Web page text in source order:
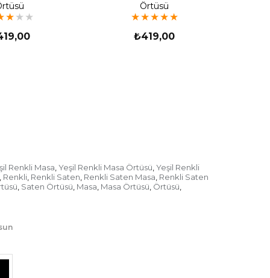
★ ★ ★
Örtüsü
★★★★★
₺419,00
Renkli Masa, Yeşil Renkli Masa Örtüsü, Yeşil Renkli
, Renkli, Renkli Saten, Renkli Saten Masa, Renkli Saten
, Saten Örtüsü, Masa, Masa Örtüsü, Örtüsü,